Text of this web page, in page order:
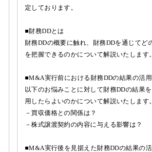
定しております。
■財務DDとは
財務DDの概要に触れ、財務DDを通じてど
を把握できるのかについて解説いたします。
■M&A実行前における財務DDの結果の活用
以下のお悩みことに対して財務DDの結果
用したらよいのかについて解説いたします。
－買収価格との関係は？
－株式譲渡契約の内容に与える影響は？
■M&A実行後を見据えた財務DDの結果の